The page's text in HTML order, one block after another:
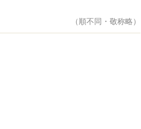
（順不同・敬称略）